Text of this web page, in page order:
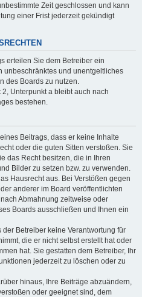
Zeit geschlossen und kann
einer Frist jederzeit gekündigt
erteilen Sie dem Betreiber ein
unbeschränktes und unentgeltliches
des Boards zu nutzen.
Unterpunkt a bleibt auch nach
bestehen.
Beitrags, dass er keine Inhalte
oder die guten Sitten verstoßen. Sie
das Recht besitzen, die in Ihren
Bilder zu setzen bzw. zu verwenden.
Hausrecht aus. Bei Verstößen gegen
anderer im Board veröffentlichten
Abmahnung zeitweise oder
Boards ausschließen und Ihnen ein
Betreiber keine Verantwortung für
die er nicht selbst erstellt hat oder
hat. Sie gestatten dem Betreiber, Ihr
jederzeit zu löschen oder zu
hinaus, Ihre Beiträge abzuändern,
oder geeignet sind, dem